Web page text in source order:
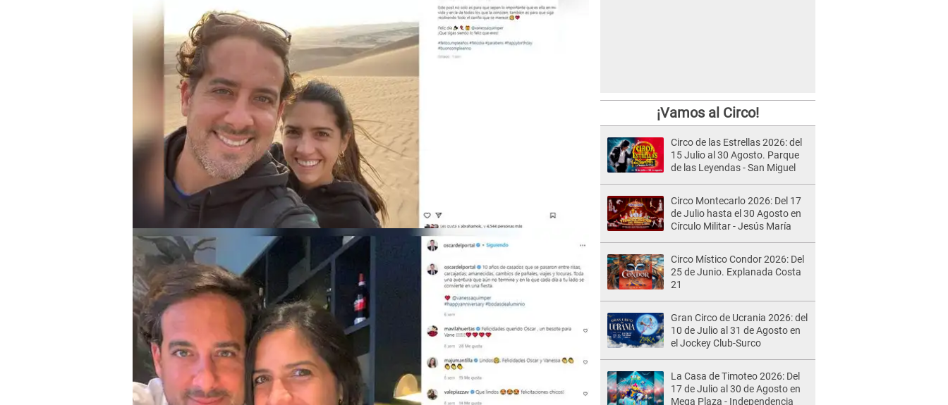
¡Vamos al Circo!
Circo de las Estrellas 2026: del
15 Julio al 30 Agosto. Parque
de las Leyendas - San Miguel
Circo Montecarlo 2026: Del 17
de Julio hasta el 30 Agosto en
Círculo Militar - Jesús María
Circo Místico Condor 2026: Del
25 de Junio. Explanada Costa
21
Gran Circo de Ucrania 2026: del
10 de Julio al 31 de Agosto en
el Jockey Club-Surco
La Casa de Timoteo 2026: Del
17 de Julio al 30 de Agosto en
Mega Plaza - Independencia